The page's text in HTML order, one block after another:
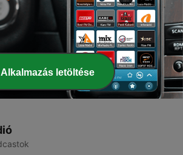
1: Local Musicians and the
Alkalmazás letöltése